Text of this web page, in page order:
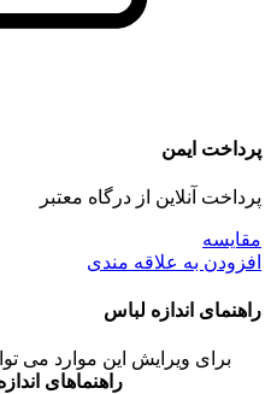
پرداخت ایمن
پرداخت آنلاین از درگاه معتبر
مقايسه
افزودن به علاقه مندی
راهنمای اندازه لباس
برای ویرایش این موارد می
راهنماهای